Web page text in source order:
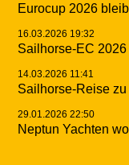
Eurocup 2026
16.03.2026 19:32
Sailhorse-EC
14.03.2026 11:41
Sailhorse-Reise zu
29.01.2026 22:50
Neptun Yachten